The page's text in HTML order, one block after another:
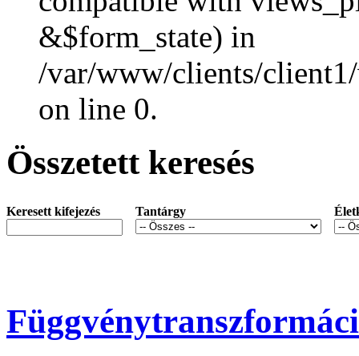
&$form_state) in
/var/www/clients/
on line 0.
Összetett keresés
Keresett kifejezés Tantárgy